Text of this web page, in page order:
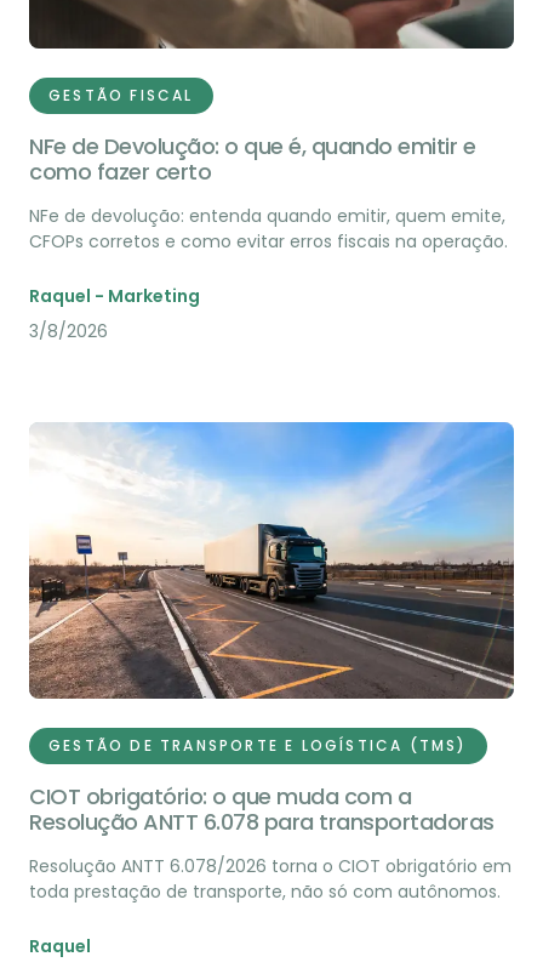
GESTÃO FISCAL
NFe de Devolução: o que é, quando emitir e
como fazer certo
NFe de devolução: entenda quando emitir, quem emite,
CFOPs corretos e como evitar erros fiscais na operação.
Raquel - Marketing
3/8/2026
GESTÃO DE TRANSPORTE E LOGÍSTICA (TMS)
CIOT obrigatório: o que muda com a
Resolução ANTT 6.078 para transportadoras
Resolução ANTT 6.078/2026 torna o CIOT obrigatório em
toda prestação de transporte, não só com autônomos.
Raquel